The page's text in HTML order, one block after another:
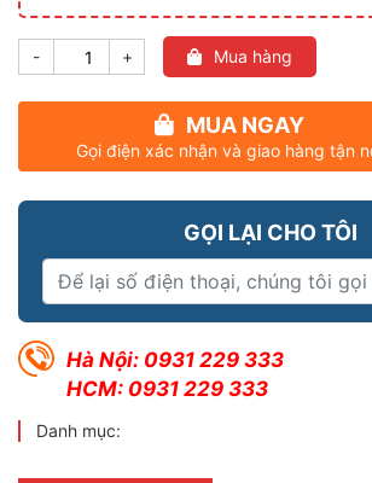
- + Mua hàng
MUA NGAY
Gọi điện xác nhận và giao hàng tận
GỌI LẠI CHO TÔI
Hà Nội: 0931 229 333
HCM: 0931 229 333
Danh mục: